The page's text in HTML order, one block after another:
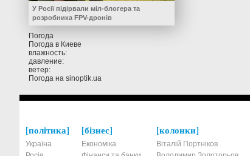
У Росії підірвали міл-блогера та
розробника FPV-дронів
Погода
Погода в Киеве
влажность:
давление:
ветер:
Погода на sinoptik.ua
політика
Україна
бізнес
Економіка
колонки
Віталій Портніков